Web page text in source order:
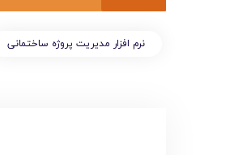
نرم افزار مدیریت پروژه ساختمانی